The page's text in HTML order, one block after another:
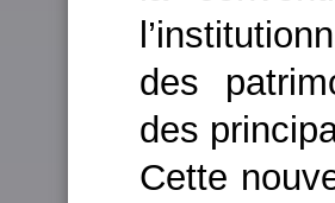
des
des
Cette